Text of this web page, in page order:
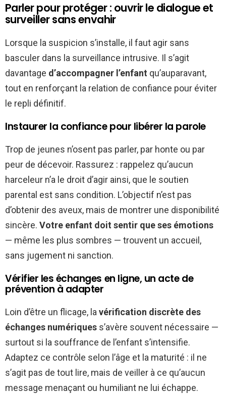
Parler pour protéger : ouvrir le dialogue et
surveiller sans envahir
Lorsque la suspicion s’installe, il faut agir sans
basculer dans la surveillance intrusive. Il s’agit
davantage d’accompagner l’enfant qu’auparavant,
tout en renforçant la relation de confiance pour éviter
le repli définitif.
Instaurer la confiance pour libérer la parole
Trop de jeunes n’osent pas parler, par honte ou par
peur de décevoir. Rassurez : rappelez qu’aucun
harceleur n’a le droit d’agir ainsi, que le soutien
parental est sans condition. L’objectif n’est pas
d’obtenir des aveux, mais de montrer une disponibilité
sincère. Votre enfant doit sentir que ses émotions
— même les plus sombres — trouvent un accueil,
sans jugement ni sanction.
Vérifier les échanges en ligne, un acte de
prévention à adapter
Loin d’être un flicage, lavérification discrète des
échanges numériques s’avère souvent nécessaire —
surtout si la souffrance de l’enfant s’intensifie.
Adaptez ce contrôle selon l’âge et la maturité : il ne
s’agit pas de tout lire, mais de veiller à ce qu’aucun
message menaçant ou humiliant ne lui échappe.